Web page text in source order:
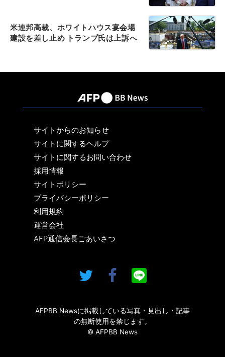
米連邦高裁、ホワイトハウス宴会場
建設を差し止め トランプ氏は上訴へ
サイトからのお知らせ
サイトに関するヘルプ
サイトに関するお問い合わせ
採用情報
サイトポリシー
プライバシーポリシー
利用規約
運営会社
AFP通信会長ごあいさつ
AFPBB Newsに掲載している写真・見出し・記事
の無断使用を禁じます。
© AFPBB News